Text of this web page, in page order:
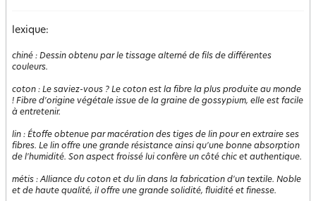
lexique:
chiné : Dessin obtenu par le tissage alterné de fils de différentes
couleurs.
coton : Le saviez-vous ? Le coton est la fibre la plus produite au monde
! Fibre d'origine végétale issue de la graine de gossypium, elle est facile
à entretenir.
lin : Étoffe obtenue par macération des tiges de lin pour en extraire ses
fibres. Le lin offre une grande résistance ainsi qu'une bonne absorption
de l'humidité. Son aspect froissé lui confère un côté chic et authentique.
métis :Alliance du coton et du lin dans la fabrication d'un textile. Noble
et de haute qualité, il offre une grande solidité, fluidité et finesse.